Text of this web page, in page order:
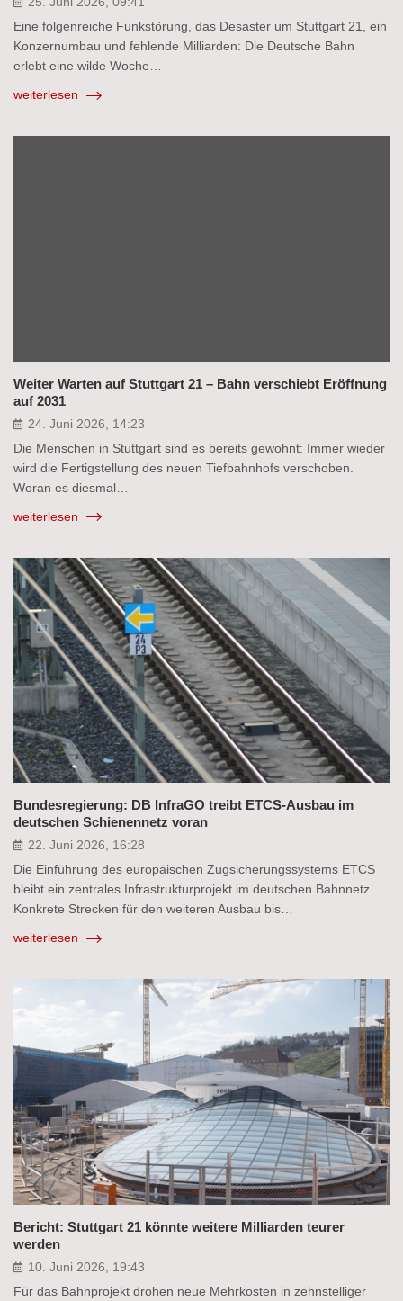
Eine folgenreiche Funkstörung, das Desaster um Stuttgart 21, ein
Konzernumbau und fehlende Milliarden: Die Deutsche Bahn
erlebt eine wilde Woche…
weiterlesen
Weiter Warten auf Stuttgart 21 – Bahn verschiebt Eröffnung
auf 2031
24. Juni 2026, 14:23
Die Menschen in Stuttgart sind es bereits gewohnt: Immer wieder
wird die Fertigstellung des neuen Tiefbahnhofs verschoben.
Woran es diesmal…
weiterlesen
Bundesregierung: DB InfraGO treibt ETCS-Ausbau im
deutschen Schienennetz voran
22. Juni 2026, 16:28
Die Einführung des europäischen Zugsicherungssystems ETCS
bleibt ein zentrales Infrastrukturprojekt im deutschen Bahnnetz.
Konkrete Strecken für den weiteren Ausbau bis…
weiterlesen
Bericht: Stuttgart 21 könnte weitere Milliarden teurer
werden
10. Juni 2026, 19:43
Für das Bahnprojekt drohen neue Mehrkosten in zehnstelliger